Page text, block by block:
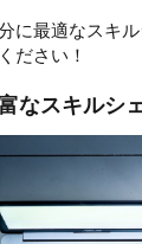
に最適なスキ
ださい！
なスキルシ